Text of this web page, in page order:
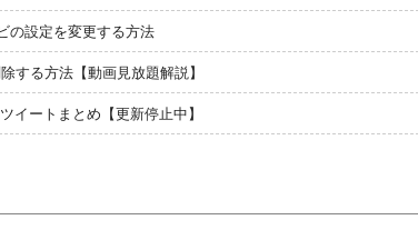
の設定を変更する方法
する方法【動画見放題解説】
ートまとめ【更新停止中】